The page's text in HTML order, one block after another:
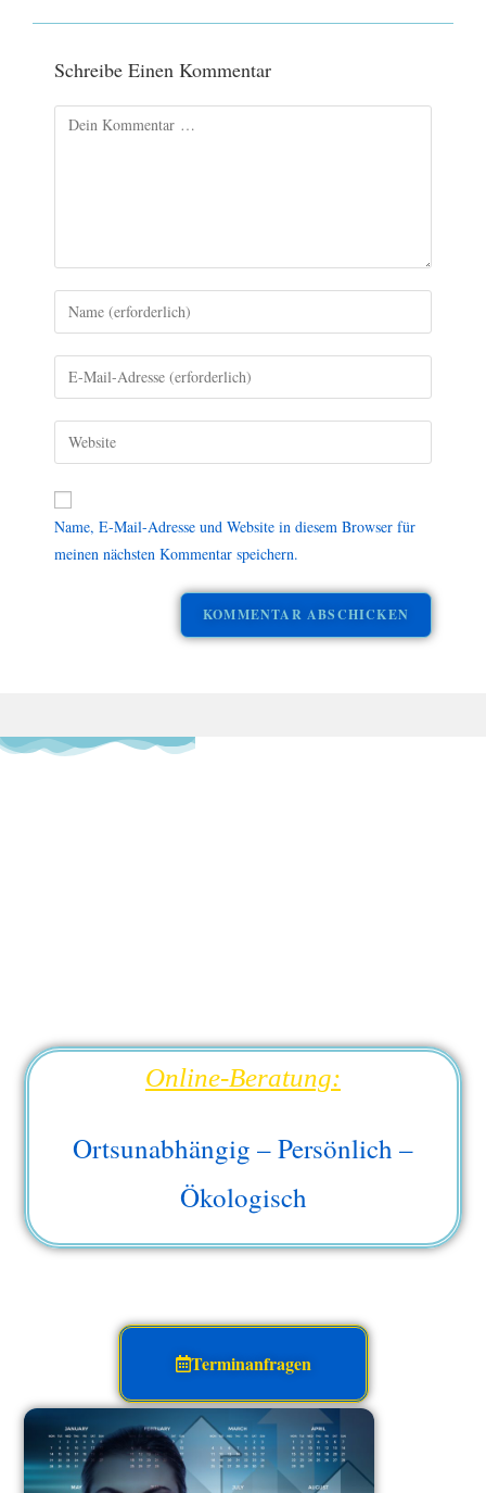
Schreibe Einen Kommentar
Name, E-Mail-Adresse und Website in diesem Browser für
meinen nächsten Kommentar speichern.
Online-Beratung:
Ortsunabhängig – Persönlich –
Ökologisch
Terminanfragen